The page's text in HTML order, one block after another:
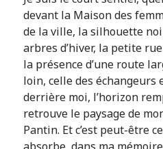
devant la Maison des
de la ville, la silhouette
arbres d’hiver, la petite
la présence d’une route
loin, celle des échangeurs
derrière moi, l’horizon
retrouve le paysage de
Pantin. Et c’est peut-être